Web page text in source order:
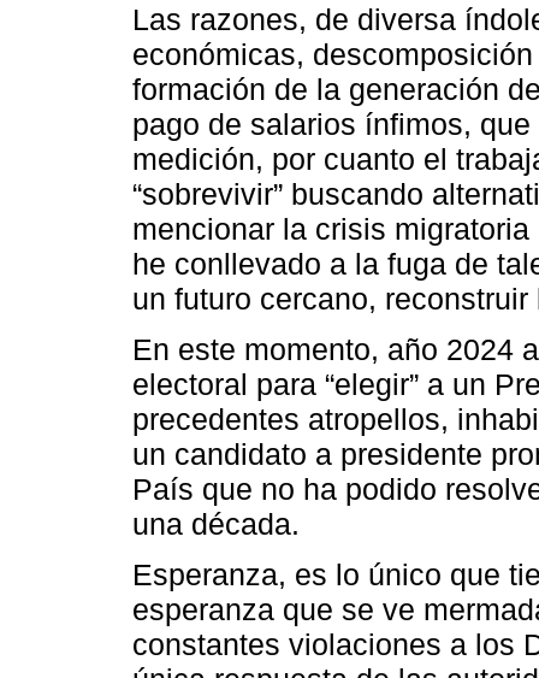
Las razones, de diversa
económicas,
formación de la generación
pago de salarios ínfimos,
medición, por cuanto el
“sobrevivir” buscando
mencionar la crisis
he conllevado a la fuga de
un futuro cercano,
En este momento, año 2024
electoral para “elegir” a un
precedentes atropellos,
un candidato a presidente
País que no ha podido
una década.
Esperanza, es lo único que
esperanza que se ve
constantes violaciones a los